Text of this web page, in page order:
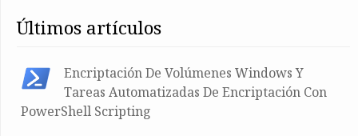
últimos artículos
Encriptación De Volúmenes Windows Y
Tareas Automatizadas De Encriptación Con
PowerShell Scripting